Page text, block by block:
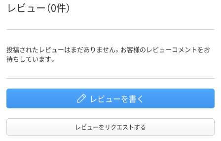
対象 女性用
レビュー（0件）
投稿されたレビューはまだありません。お客様のレビューコメントをお
待ちしています。
レビューを書く
レビューをリクエストする